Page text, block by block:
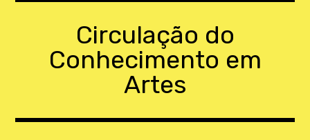
Circulação do
Conhecimento em
Artes